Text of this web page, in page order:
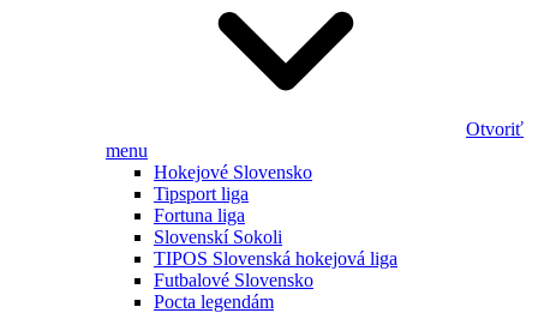
Otvoriť
menu
Hokejové Slovensko
Tipsport liga
Fortuna liga
Slovenskí Sokoli
TIPOS Slovenská hokejová liga
Futbalové Slovensko
Pocta legendám